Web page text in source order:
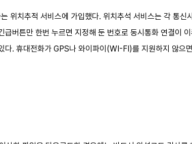
위치추적 서비스에 가입했다. 위치추석 서비스는 각 통
급버튼만 한번 누르면 지정해 둔 번호로 동시통화 연결이
다. 휴대전화가 GPS나 와이파이(WI-FI)를 지원하지 않으